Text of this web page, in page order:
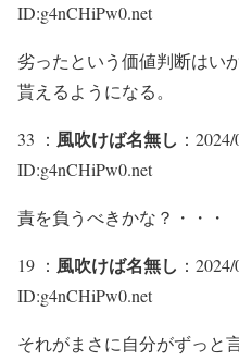
ID:g4nCHiPw0.net
劣ったという価値判断はい
貰えるようになる。
33 ： 風吹けば名無し ：
ID:g4nCHiPw0.net
責を負うべきかな？・・・
19 ： 風吹けば名無し ：
ID:g4nCHiPw0.net
それがまさに自分がずっと